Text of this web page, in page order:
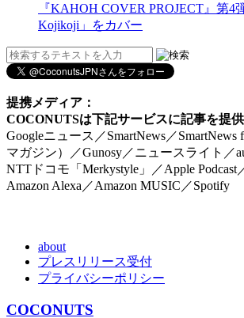
『KAHOH COVER PROJECT』第4
Kojikoji」をカバー
提携メディア：
COCONUTSは下記サービスに記事を提供
Googleニュース／SmartNews／SmartNews
マガジン）／Gunosy／ニュースライト／
NTTドコモ「Merkystyle」／Apple Podcast
Amazon Alexa／Amazon MUSIC／Spotify
about
プレスリリース受付
プライバシーポリシー
COCONUTS